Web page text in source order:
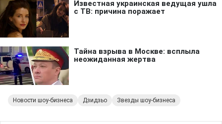
Новости шоу-бизнеса Дзидзьо Звезды шоу-бизнеса